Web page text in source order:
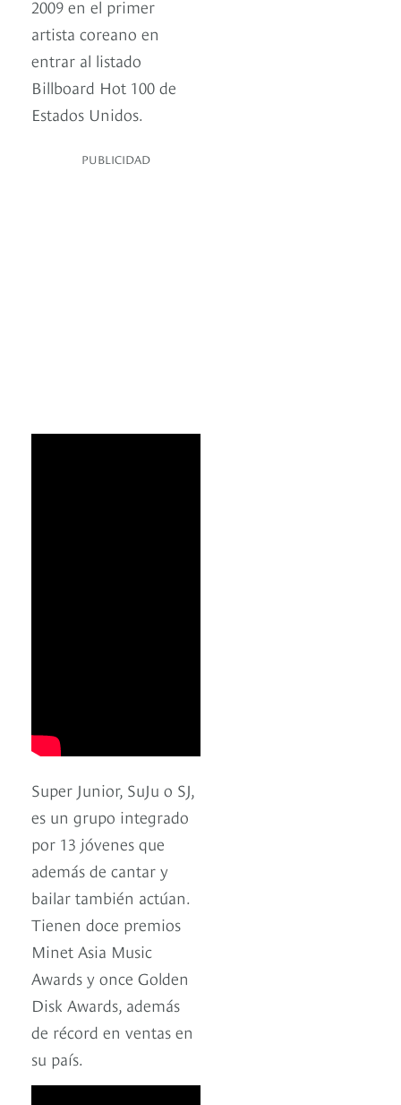
2009 en el primer
artista coreano en
entrar al listado
Billboard Hot 100 de
Estados Unidos.
PUBLICIDAD
Super Junior, SuJu o SJ,
es un grupo integrado
por 13 jóvenes que
además de cantar y
bailar también actúan.
Tienen doce premios
Minet Asia Music
Awards y once Golden
Disk Awards, además
de récord en ventas en
su país.